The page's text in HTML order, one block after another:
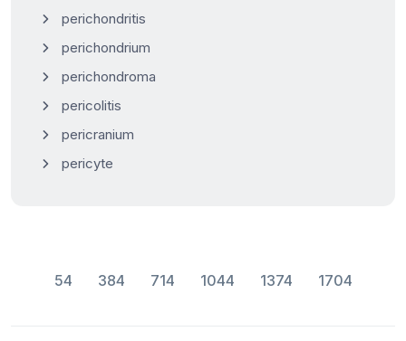
perichondritis
perichondrium
perichondroma
pericolitis
pericranium
pericyte
54 384 714 1044 1374 1704